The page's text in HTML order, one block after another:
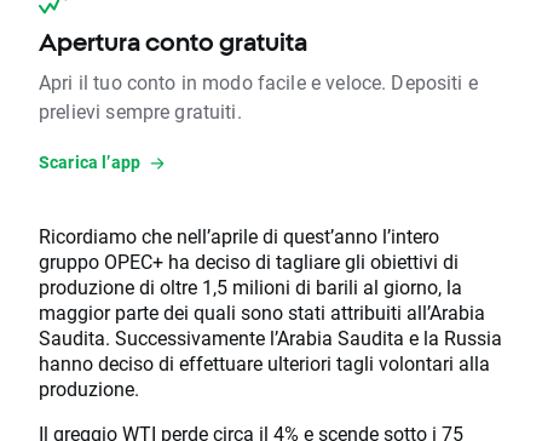
Apertura conto gratuita
Apri il tuo conto in modo facile e veloce. Depositi e
prelievi sempre gratuiti.
Scarica l’app
Ricordiamo che nell’aprile di quest’anno l’intero
gruppo OPEC+ ha deciso di tagliare gli obiettivi di
produzione di oltre 1,5 milioni di barili al giorno, la
maggior parte dei quali sono stati attribuiti all’Arabia
Saudita. Successivamente l’Arabia Saudita e la Russia
hanno deciso di effettuare ulteriori tagli volontari alla
produzione.
Il greggio WTI perde circa il 4% e scende sotto i 75